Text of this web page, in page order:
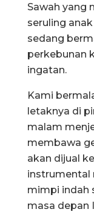
Sawah yang
seruling
sedang
perkebunan
ingatan.
Kami
letaknya di
malam
membawa
akan dijual
instrumental
mimpi indah
masa depan